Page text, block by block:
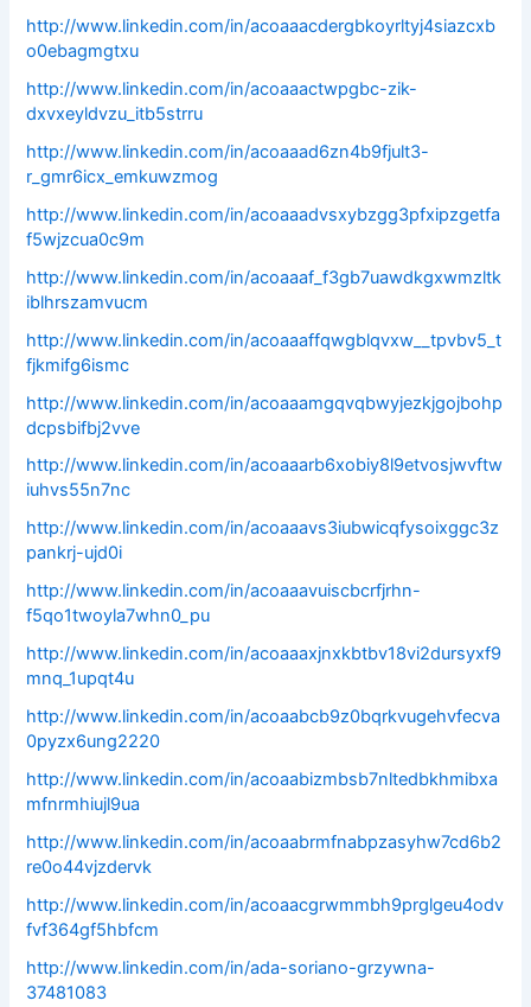
http://www.linkedin.com/in/acoaaacdergbkoyrltyj4siazcxb
o0ebagmgtxu
http://www.linkedin.com/in/acoaaactwpgbc-zik-
dxvxeyldvzu_itb5strru
http://www.linkedin.com/in/acoaaad6zn4b9fjult3-
r_gmr6icx_emkuwzmog
http://www.linkedin.com/in/acoaaadvsxybzgg3pfxipzgetfa
f5wjzcua0c9m
http://www.linkedin.com/in/acoaaaf_f3gb7uawdkgxwmzltk
iblhrszamvucm
http://www.linkedin.com/in/acoaaaffqwgblqvxw__tpvbv5_t
fjkmifg6ismc
http://www.linkedin.com/in/acoaaamgqvqbwyjezkjgojbohp
dcpsbifbj2vve
http://www.linkedin.com/in/acoaaarb6xobiy8l9etvosjwvftw
iuhvs55n7nc
http://www.linkedin.com/in/acoaaavs3iubwicqfysoixggc3z
pankrj-ujd0i
http://www.linkedin.com/in/acoaaavuiscbcrfjrhn-
f5qo1twoyla7whn0_pu
http://www.linkedin.com/in/acoaaaxjnxkbtbv18vi2dursyxf9
mnq_1upqt4u
http://www.linkedin.com/in/acoaabcb9z0bqrkvugehvfecva
0pyzx6ung2220
http://www.linkedin.com/in/acoaabizmbsb7nltedbkhmibxa
mfnrmhiujl9ua
http://www.linkedin.com/in/acoaabrmfnabpzasyhw7cd6b2
re0o44vjzdervk
http://www.linkedin.com/in/acoaacgrwmmbh9prglgeu4odv
fvf364gf5hbfcm
http://www.linkedin.com/in/ada-soriano-grzywna-
37481083